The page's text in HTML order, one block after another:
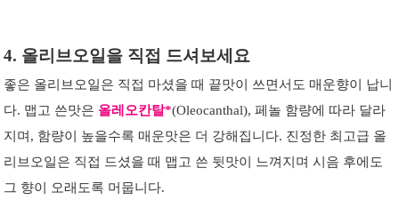
4. 올리브오일을 직접 드셔보세요
좋은 올리브오일은 직접 마셨을 때 끝맛이 쓰면서도 매운향이 납니
다. 맵고 쓴맛은 올레오칸탈*(Oleocanthal), 페놀 함량에 따라 달라
지며, 함량이 높을수록 매운맛은 더 강해집니다. 진정한 최고급 올
리브오일은 직접 드셨을 때 맵고 쓴 뒷맛이 느껴지며 시음 후에도
그 향이 오래도록 머뭅니다.